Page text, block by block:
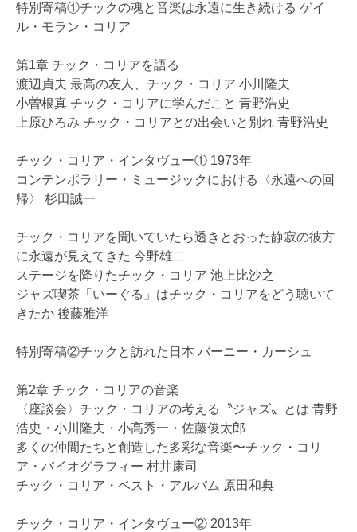
特別寄稿①チックの魂と音楽は永遠に生き続ける ゲイ
ル・モラン・コリア
第1章 チック・コリアを語る
渡辺貞夫 最高の友人、チック・コリア 小川隆夫
小曽根真 チック・コリアに学んだこと 青野浩史
上原ひろみ チック・コリアとの出会いと別れ 青野浩史
チック・コリア・インタヴュー① 1973年
コンテンポラリー・ミュージックにおける〈永遠への回
帰〉 杉田誠一
チック・コリアを聞いていたら透きとおった静寂の彼方
に永遠が見えてきた 今野雄二
ステージを降りたチック・コリア 池上比沙之
ジャズ喫茶「いーぐる」はチック・コリアをどう聴いて
きたか 後藤雅洋
特別寄稿②チックと訪れた日本 バーニー・カーシュ
第2章 チック・コリアの音楽
〈座談会〉チック・コリアの考える〝ジャズ〟とは 青野
浩史・小川隆夫・小高秀一・佐藤俊太郎
多くの仲間たちと創造した多彩な音楽〜チック・コリ
ア・バイオグラフィー 村井康司
チック・コリア・ベスト・アルバム 原田和典
チック・コリア・インタヴュー② 2013年